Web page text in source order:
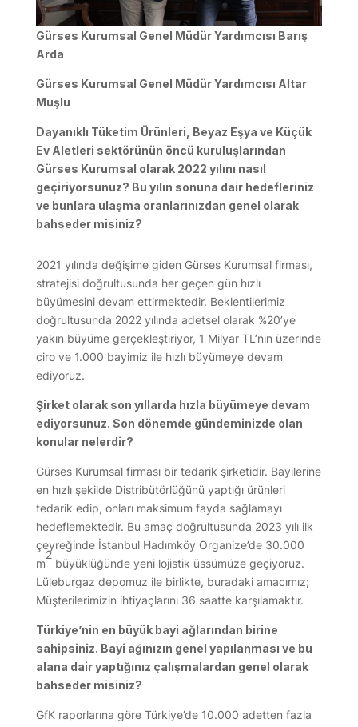
Gürses Kurumsal Genel Müdür Yardımcısı Barış
Arda
Gürses Kurumsal Genel Müdür Yardımcısı Altar
Muşlu
Dayanıklı Tüketim Ürünleri, Beyaz Eşya ve Küçük
Ev Aletleri sektörünün öncü kuruluşlarından
Gürses Kurumsal olarak 2022 yılını nasıl
geçiriyorsunuz? Bu yılın sonuna dair hedefleriniz
ve bunlara ulaşma oranlarınızdan genel olarak
bahseder misiniz?
2021 yılında değişime giden Gürses Kurumsal firması,
stratejisi doğrultusunda her geçen gün hızlı
büyümesini devam ettirmektedir. Beklentilerimiz
doğrultusunda 2022 yılında adetsel olarak %20’ye
yakın büyüme gerçekleştiriyor, 1 Milyar TL’nin üzerinde
ciro ve 1.000 bayimiz ile hızlı büyümeye devam
ediyoruz.
Şirket olarak son yıllarda hızla büyümeye devam
ediyorsunuz. Son dönemde gündeminizde olan
konular nelerdir?
Gürses Kurumsal firması bir tedarik şirketidir. Bayilerine
en hızlı şekilde Distribütörlüğünü yaptığı ürünleri
tedarik edip, onları maksimum fayda sağlamayı
hedeflemektedir. Bu amaç doğrultusunda 2023 yılı ilk
çeyreğinde İstanbul Hadımköy Organize’de 30.000
m
2
büyüklüğünde yeni lojistik üssümüze geçiyoruz.
Lüleburgaz depomuz ile birlikte, buradaki amacımız;
Müşterilerimizin ihtiyaçlarını 36 saatte karşılamaktır.
Türkiye’nin en büyük bayi ağlarından birine
sahipsiniz. Bayi ağınızın genel yapılanması ve bu
alana dair yaptığınız çalışmalardan genel olarak
bahseder misiniz?
GfK raporlarına göre Türkiye’de 10.000 adetten fazla